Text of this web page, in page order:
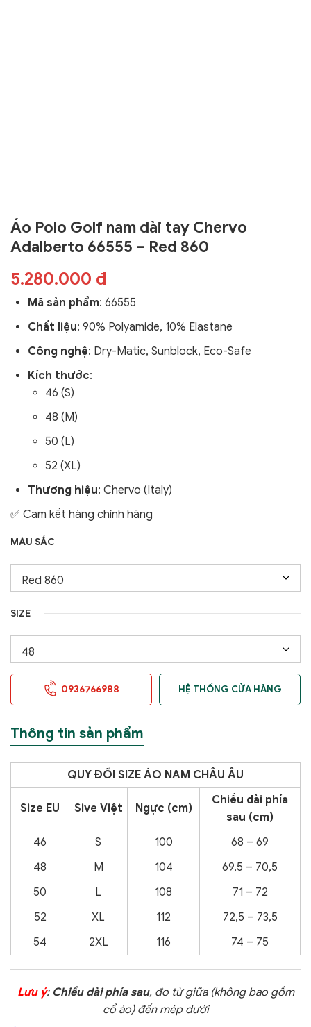
Áo Polo Golf nam dài tay Chervo
Adalberto 66555 – Red 860
5.280.000 đ
Mã sản phẩm: 66555
Chất liệu: 90% Polyamide, 10% Elastane
Công nghệ: Dry-Matic, Sunblock, Eco-Safe
Kích thước:
46 (S)
48 (M)
50 (L)
52 (XL)
Thương hiệu: Chervo (Italy)
✅ Cam kết hàng chính hãng
MÀU SẮC
SIZE
0936766988 HỆ THỐNG CỬA HÀNG
Thông tin sản phẩm
QUY ĐỔI SIZE ÁO NAM CHÂU ÂU
Size EU Sive Việt Ngực (cm)
Chiều dài phía
sau (cm)
46
S 100
68 – 69
48
M 104
69,5 – 70,5
50
L 108
71 – 72
52
XL 112
72,5 – 73,5
54
2XL 116 74 – 75
Lưu ý: Chiều dài phía sau, đo từ giữa (không bao gồm
cổ áo) đến mép dưới